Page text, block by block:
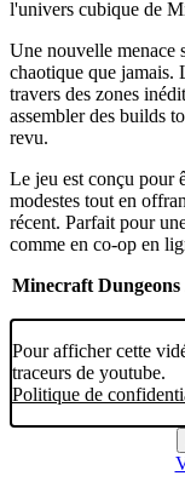
l'univers cubique de
Une nouvelle menace
chaotique que jamais.
travers des zones
assembler des builds
revu.
Le jeu est conçu pour
modestes tout en
récent. Parfait pour
comme en co-op en
Minecraft
Pour afficher cette
traceurs de youtube.
Politique de